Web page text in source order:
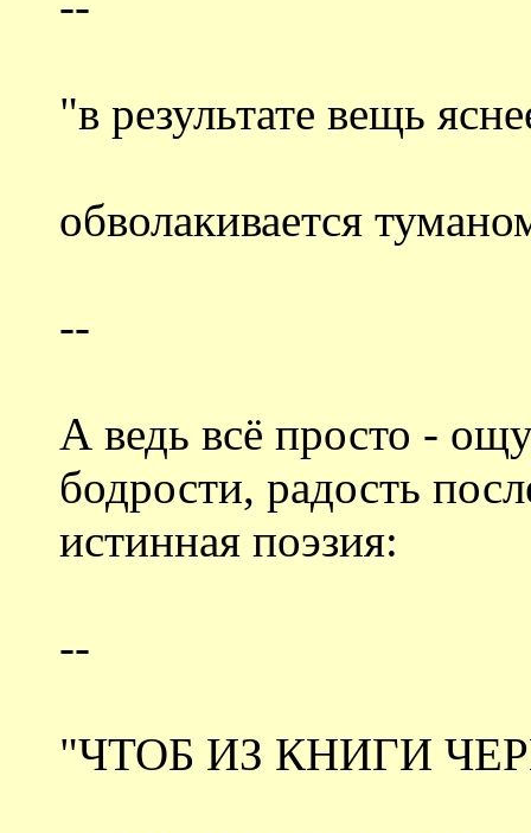
"в результате вещь
обволакивается
--
А ведь всё просто -
бодрости, радость
истинная поэзия:
--
"ЧТОБ ИЗ КНИГИ